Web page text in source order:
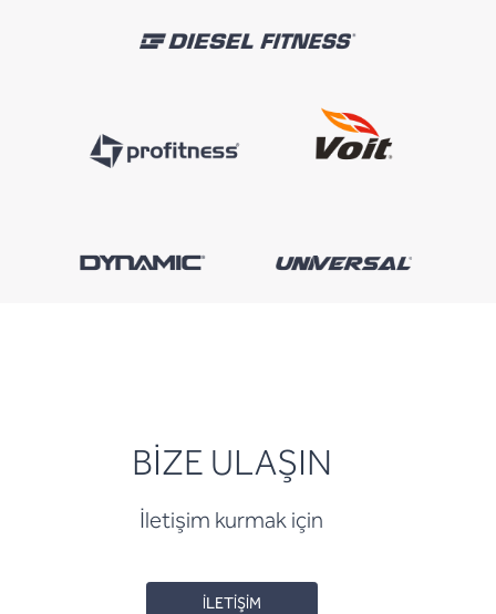
BİZE ULAŞIN
İletişim kurmak için
İLETİŞİM